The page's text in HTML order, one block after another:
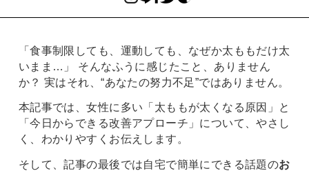
「食事制限しても、運動しても、なぜか太ももだけ太
いまま…」 そんなふうに感じたこと、ありません
か？ 実はそれ、“あなたの努力不足”ではありません。
本記事では、女性に多い「太ももが太くなる原因」と
「今日からできる改善アプローチ」について、やさし
く、わかりやすくお伝えします。
そして、記事の最後では自宅で簡単にできる話題のお